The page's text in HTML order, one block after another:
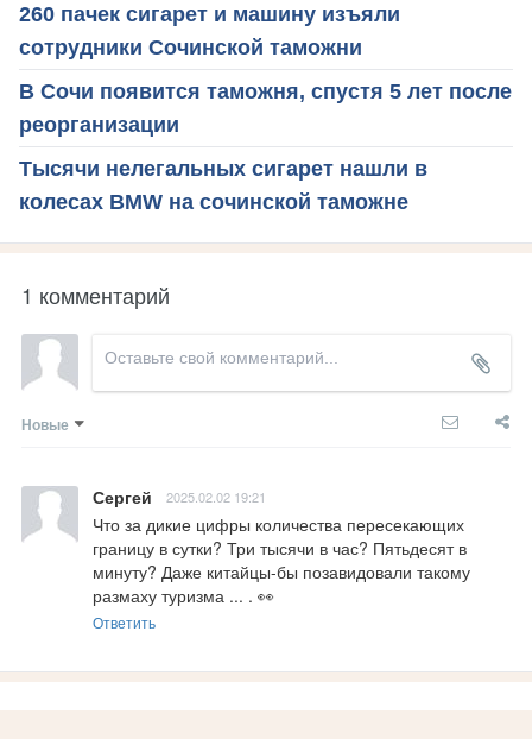
260 пачек сигарет и машину изъяли
сотрудники Сочинской таможни
В Сочи появится таможня, спустя 5 лет после
реорганизации
Тысячи нелегальных сигарет нашли в
колесах BMW на сочинской таможне
1 комментарий
Новые
Сергей 2025.02.02 19:21
Что за дикие цифры количества пересекающих
границу в сутки? Три тысячи в час? Пятьдесят в
минуту? Даже китайцы-бы позавидовали такому
размаху туризма ... . 👀
Ответить